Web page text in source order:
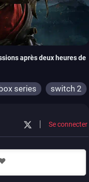
après deux heures de
series switch 2
Se connecter